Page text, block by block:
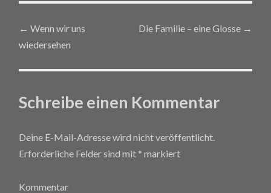
Post navigation
← Wenn wir uns
wiedersehen
Die Familie – eine Glosse →
Schreibe einen Kommentar
Deine E-Mail-Adresse wird nicht veröffentlicht.
Erforderliche Felder sind mit * markiert
Kommentar